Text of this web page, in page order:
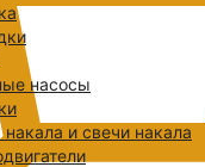
насосы
и свечи накала